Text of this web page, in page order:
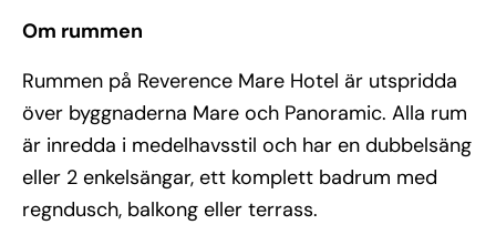
Om rummen
Rummen på Reverence Mare Hotel är utspridda
över byggnaderna Mare och Panoramic. Alla rum
är inredda i medelhavsstil och har en dubbelsäng
eller 2 enkelsängar, ett komplett badrum med
regndusch, balkong eller terrass.